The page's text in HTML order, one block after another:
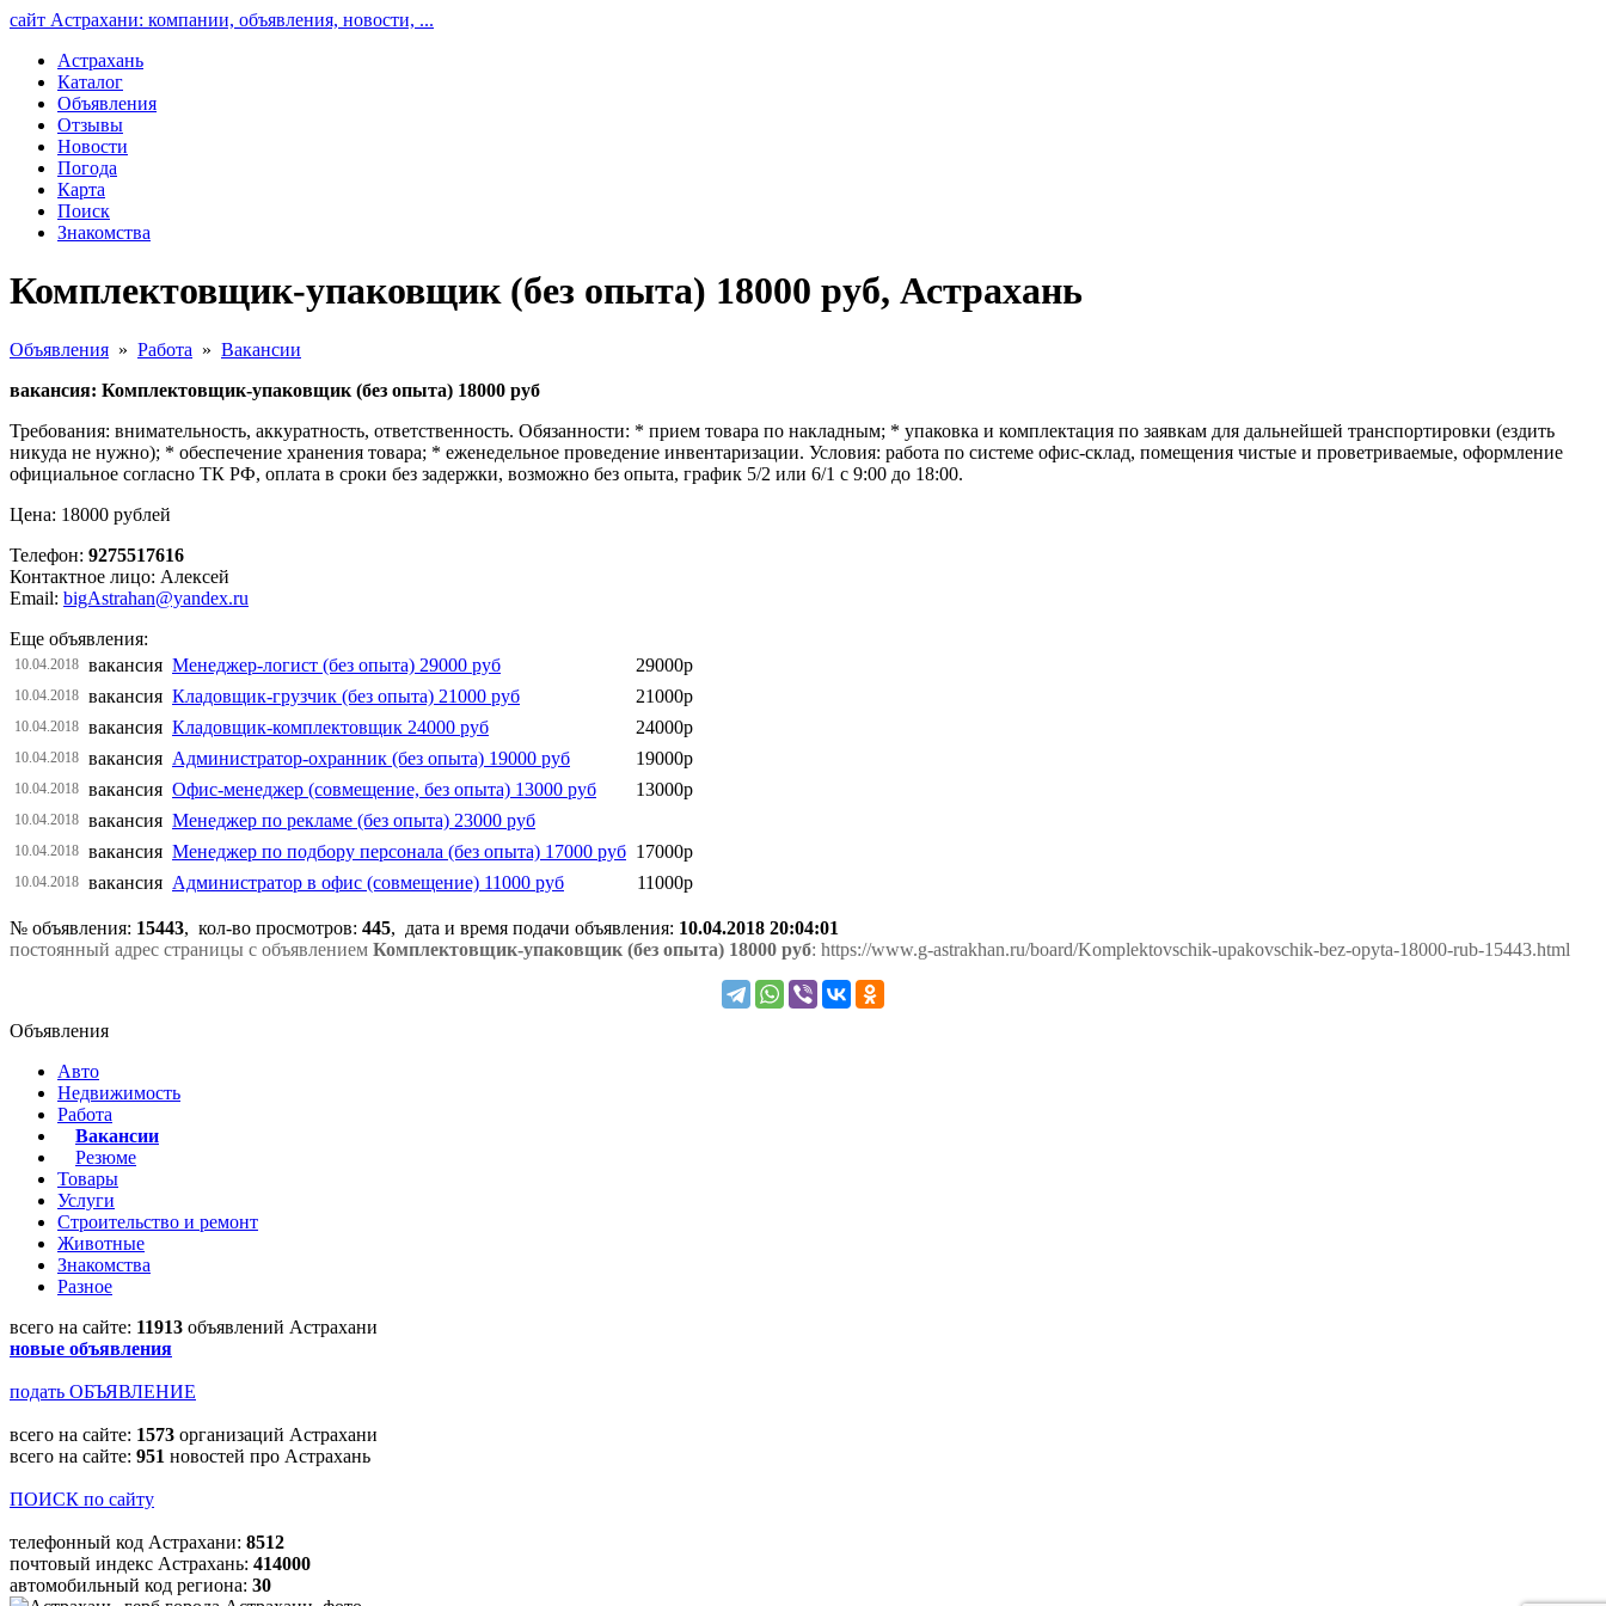
сайт Астрахани: компании, объявления, новости, ...
Астрахань
Каталог
Объявления
Отзывы
Новости
Погода
Карта
Поиск
Знакомства
Комплектовщик-упаковщик (без опыта) 18000 руб, Астрахань
Объявления » Работа » Вакансии
вакансия: Комплектовщик-упаковщик (без опыта) 18000 руб
Требования: внимательность, аккуратность, ответственность. Обязанности: * прием товара по накладным; * упаковка и комплектация по заявкам для дальнейшей транспортировки (ездить
никуда не нужно); * обеспечение хранения товара; * еженедельное проведение инвентаризации. Условия: работа по системе офис-склад, помещения чистые и проветриваемые, оформление
официальное согласно ТК РФ, оплата в сроки без задержки, возможно без опыта, график 5/2 или 6/1 с 9:00 до 18:00.
Цена: 18000 рублей
Телефон: 9275517616
Контактное лицо: Алексей
Email: bigAstrahan@yandex.ru
Еще объявления:
10.04.2018 вакансия Менеджер-логист (без опыта) 29000 руб 29000р
10.04.2018 вакансия Кладовщик-грузчик (без опыта) 21000 руб 21000р
10.04.2018 вакансия Кладовщик-комплектовщик 24000 руб 24000р
10.04.2018 вакансия Администратор-охранник (без опыта) 19000 руб 19000р
10.04.2018 вакансия Офис-менеджер (совмещение, без опыта) 13000 руб 13000р
10.04.2018 вакансия Менеджер по рекламе (без опыта) 23000 руб
10.04.2018 вакансия Менеджер по подбору персонала (без опыта) 17000 руб 17000р
10.04.2018 вакансия Администратор в офис (совмещение) 11000 руб 11000р
№ объявления: 15443, кол-во просмотров: 445, дата и время подачи объявления: 10.04.2018 20:04:01
постоянный адрес страницы с объявлением Комплектовщик-упаковщик (без опыта) 18000 руб: https://www.g-astrakhan.ru/board/Komplektovschik-upakovschik-bez-opyta-18000-rub-15443.html
Объявления
Авто
Недвижимость
Работа
Вакансии
Резюме
Товары
Услуги
Строительство и ремонт
Животные
Знакомства
Разное
всего на сайте: 11913 объявлений Астрахани
новые объявления
подать ОБЪЯВЛЕНИЕ
всего на сайте: 1573 организаций Астрахани
всего на сайте: 951 новостей про Астрахань
ПОИСК по сайту
телефонный код Астрахани: 8512
почтовый индекс Астрахань: 414000
автомобильный код региона: 30